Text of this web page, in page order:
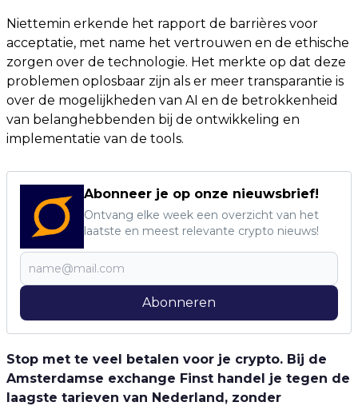
Niettemin erkende het rapport de barrières voor
acceptatie, met name het vertrouwen en de ethische
zorgen over de technologie. Het merkte op dat deze
problemen oplosbaar zijn als er meer transparantie is
over de mogelijkheden van AI en de betrokkenheid
van belanghebbenden bij de ontwikkeling en
implementatie van de tools.
Abonneer je op onze nieuwsbrief!
Ontvang elke week een overzicht van het
laatste en meest relevante crypto nieuws!
Abonneren
Stop met te veel betalen voor je crypto. Bij de
Amsterdamse exchange Finst handel je tegen de
laagste tarieven van Nederland, zonder